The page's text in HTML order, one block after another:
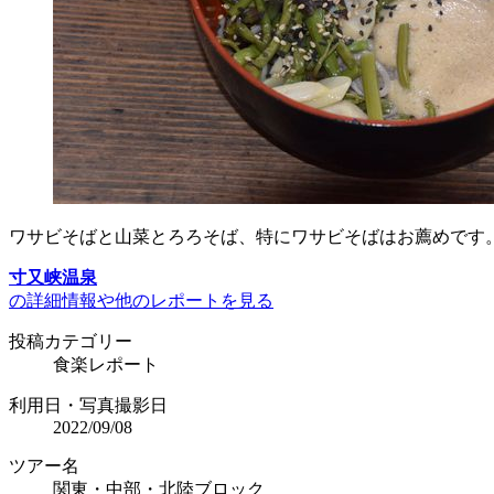
ワサビそばと山菜とろろそば、特にワサビそばはお薦めです
寸又峡温泉
の詳細情報や他のレポートを見る
投稿カテゴリー
食楽レポート
利用日・写真撮影日
2022/09/08
ツアー名
関東・中部・北陸ブロック